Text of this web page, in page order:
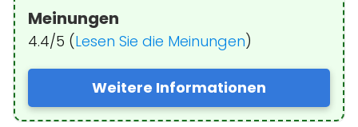
Meinungen
4.4/5 (Lesen Sie die Meinungen)
Weitere Informationen